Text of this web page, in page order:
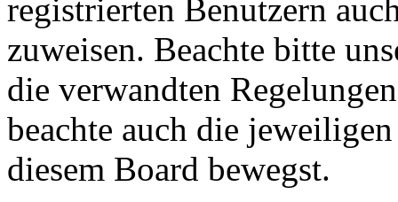
registrierten Benutzern
zuweisen. Beachte bitte
die verwandten
beachte auch die
diesem Board bewegst.